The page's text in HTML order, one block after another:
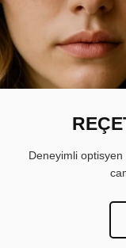
Deneyimli optisyen